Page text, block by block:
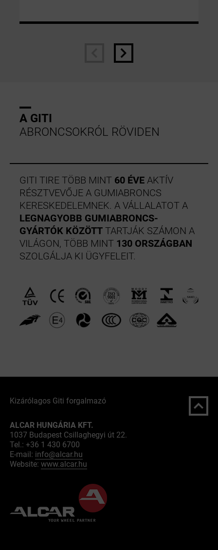
A GITI
ABRONCSOKRÓL RÖVIDEN
GITI TIRE TÖBB MINT 60 ÉVE AKTÍV
RÉSZTVEVŐJE A GUMIABRONCS
KERESKEDELEMNEK. A VÁLLALATOT A
LEGNAGYOBB GUMIABRONCS-
GYÁRTÓK KÖZÖTT TARTJÁK SZÁMON A
VILÁGON, TÖBB MINT 130 ORSZÁGBAN
SZOLGÁLJA KI ÜGYFELEIT.
Kizárólagos Giti forgalmazó
ALCAR HUNGÁRIA KFT.
1037 Budapest Csillaghegyi út 22.
Tel.: +36 1 430 6700
E-mail: info@alcar.hu
Website: www.alcar.hu